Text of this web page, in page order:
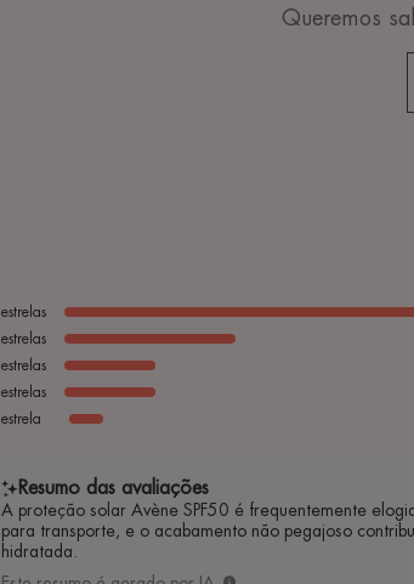
Queremos
estrelas
estrelas
estrelas
estrelas
estrela
Resumo das avaliações
A proteção solar Avène SPF50 é frequentemente
para transporte, e o acabamento não pegajoso
hidratada.